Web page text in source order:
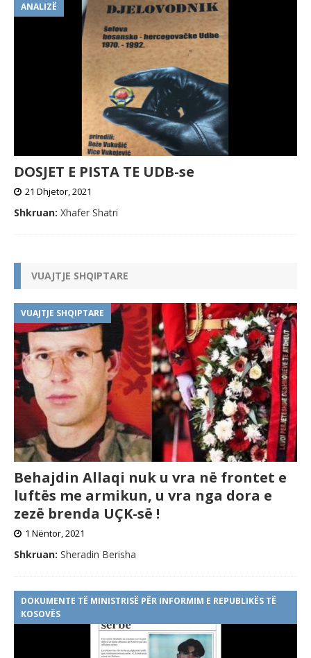
ANALIZË
DOSJET E PISTA TE UDB-se
21 Dhjetor, 2021
Shkruan: Xhafer Shatri
VUAJTJE SHQIPTARE
VUAJTJE SHQIPTARE
Behajdin Allaqi nuk u vra në frontet e
luftës me armikun, u vra nga dora e
zezë brenda UÇK-së !
1 Nëntor, 2021
Shkruan: Sheradin Berisha
DOKUMENTE TË MINISTRISË PËR INFORMIM E REPUBLIKËS TË
KOSOVËS